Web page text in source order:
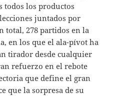
todos los productos
juntados por
total, 278 partidos en la
en los que el ala-pívot ha
tirador desde cualquier
refuerzo en el rebote
que define el gran
que la sorpresa de su